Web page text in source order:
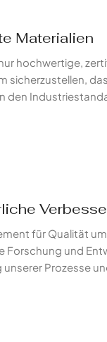
Materialien
hochwertige,
sicherzustellen,
den
für Qualität
Forschung und
unserer Prozesse